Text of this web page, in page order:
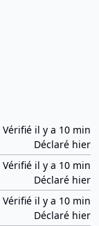
Vérifié il y a 10 min
Déclaré hier
Vérifié il y a 10 min
Déclaré hier
Vérifié il y a 10 min
Déclaré hier